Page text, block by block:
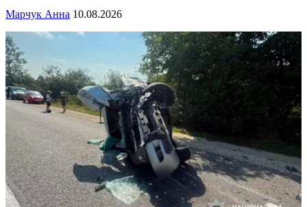
Марчук Анна 10.08.2026